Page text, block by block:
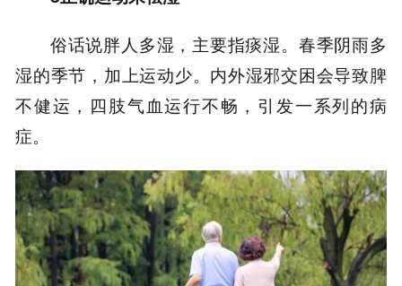
俗话说胖人多湿，主要指痰湿。春季阴雨多
湿的季节，加上运动少。内外湿邪交困会导致脾
不健运，四肢气血运行不畅，引发一系列的病
症。